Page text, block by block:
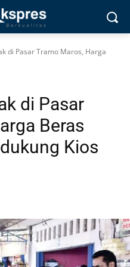
di Pasar Tramo Maros, Harga
di Pasar
Beras
Kios